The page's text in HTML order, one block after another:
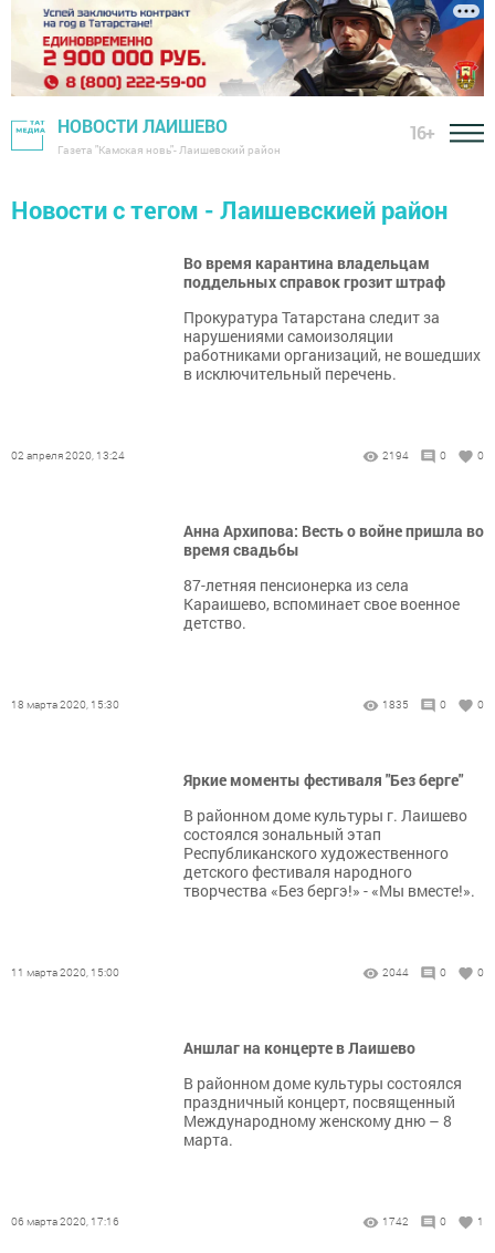
НОВОСТИ ЛАИШЕВО
Газета "Камская новь"- Лаишевский район
16+
Новости с тегом - Лаишевскией район
Во время карантина владельцам
поддельных справок грозит штраф
Прокуратура Татарстана следит за
нарушениями самоизоляции
работниками организаций, не вошедших
в исключительный перечень.
02 апреля 2020, 13:24 2194 0 0
Анна Архипова: Весть о войне пришла во
время свадьбы
87-летняя пенсионерка из села
Караишево, вспоминает свое военное
детство.
18 марта 2020, 15:30 1835 0 0
Яркие моменты фестиваля "Без берге"
В районном доме культуры г. Лаишево
состоялся зональный этап
Республиканского художественного
детского фестиваля народного
творчества «Без бергэ!» - «Мы вместе!».
11 марта 2020, 15:00 2044 0 0
Аншлаг на концерте в Лаишево
В районном доме культуры состоялся
праздничный концерт, посвященный
Международному женскому дню – 8
марта.
06 марта 2020, 17:16 1742 0 1